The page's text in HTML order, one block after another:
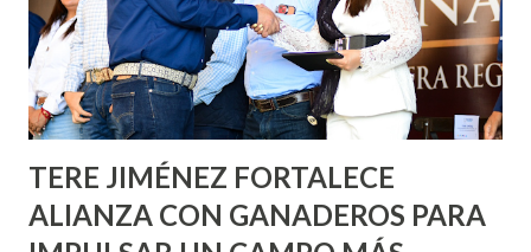
llevará este programa a Villas de Nuestra Señora de la
Asunción, Avenida Alameda y Decreto 27 de Septiembre, en
los edificios FOVISSSTE Ojo de Agua, en la comunidad
Norias de Paso Hondo y en los edificios de...
TERE JIMÉNEZ FORTALECE
ALIANZA CON GANADEROS PARA